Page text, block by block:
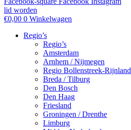
lid worden
€0,00 0 Winkelwagen
Regio’s
Regio’s
Amsterdam
Arnhem / Nijmegen
Regio Bollenstreek-Rijnland
Breda / Tilburg
Den Bosch
Den Haag
Friesland
Groningen / Drenthe
Limburg